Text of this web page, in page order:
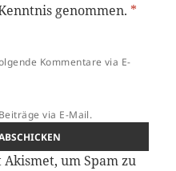
genommen. *
Kommentare via E-
via E-Mail.
um Spam zu